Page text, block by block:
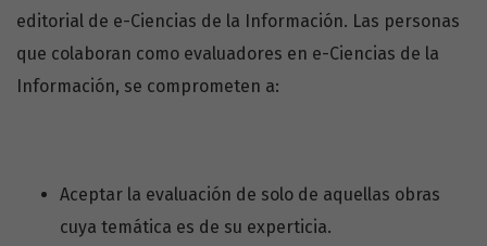
editorial de e-Ciencias de la Información. Las personas
que colaboran como evaluadores en e-Ciencias de la
Información, se comprometen a:
Aceptar la evaluación de solo de aquellas obras
cuya temática es de su experticia.